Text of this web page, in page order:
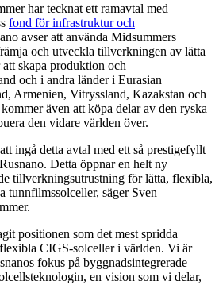
har tecknat ett ramavtal med
fond för infrastruktur och
avser att använda Midsummers
och utveckla tillverkningen av lätta
skapa produktion och
och i andra länder i Eurasian
Armenien, Vitryssland, Kazakstan och
även att köpa delar av den ryska
den vidare världen över.
ingå detta avtal med ett så prestigefyllt
Detta öppnar en helt ny
tillverkningsutrustning för lätta, flexibla,
tunnfilmssolceller, säger Sven
positionen som det mest spridda
CIGS-solceller i världen. Vi är
fokus på byggnadsintegrerade
en vision som vi delar,